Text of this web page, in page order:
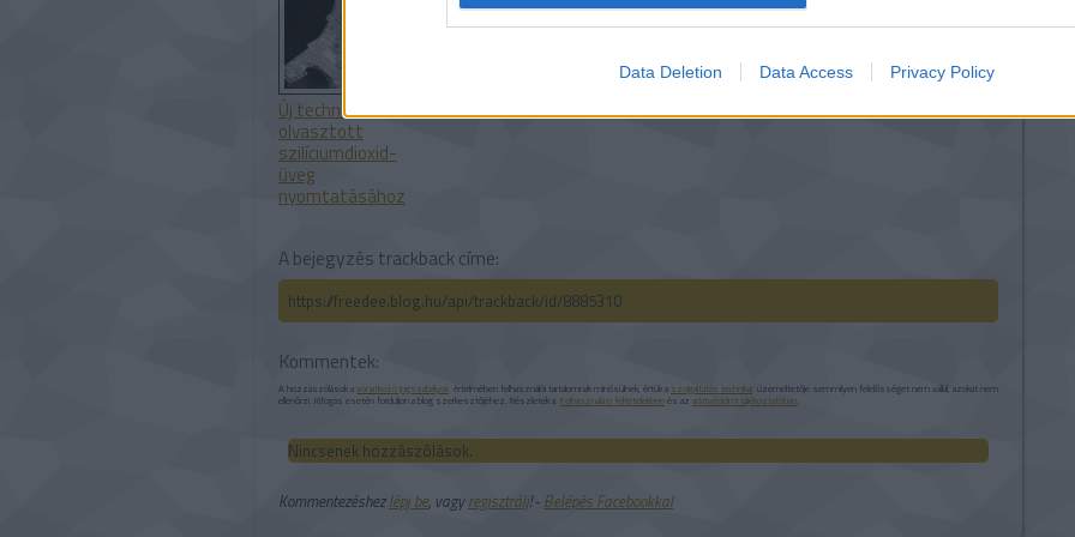
Data Deletion Data Access Privacy Policy
Új technika
olvasztott
szilíciumdioxid-
üveg
nyomtatásához
A bejegyzés trackback címe:
https://freedee.blog.hu/api/trackback/id/8885310
Kommentek:
A hozzászólások avonatkozó jogszabályok értelmében felhasználói tartalomnak minősülnek, értük a szolgáltatás technikai üzemeltetője semmilyen felelősséget nem vállal, azokat nem
ellenőrzi. Kifogás esetén forduljon a blog szerkesztőjéhez. Részletek a Felhasználási feltételekbenés az adatvédelmi tájékoztatóban
Nincsenek hozzászólások.
Kommentezéshezlépj be, vagyregisztrálj! ‐ Belépés Facebookkal